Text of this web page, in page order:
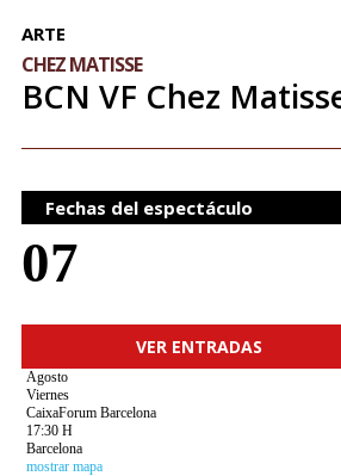
ARTE
CHEZ MATISSE
BCN VF Chez
Fechas del espectáculo
07
VER ENTRADAS
Agosto
Viernes
CaixaForum Barcelona
17:30 H
Barcelona
mostrar mapa